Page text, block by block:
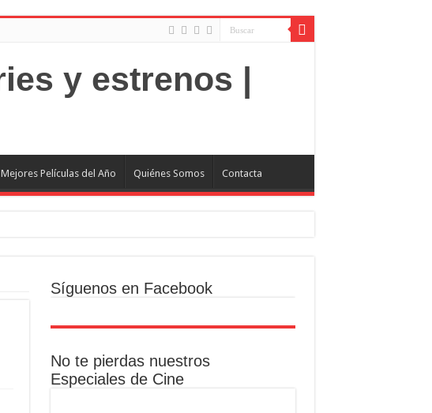
Mejores Películas del Año Quiénes Somos Contacta
Síguenos en Facebook
No te pierdas nuestros
Especiales de Cine